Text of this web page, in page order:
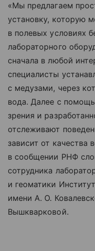
«Мы предлагаем
установку, которую
в полевых условиях
лабораторного
сначала в любой
специалисты
с медузами, через
вода. Далее с
зрения и
отслеживают
зависит от качества
в сообщении РНФ
сотрудника
и геоматики
имени А. О.
Вышкварковой.